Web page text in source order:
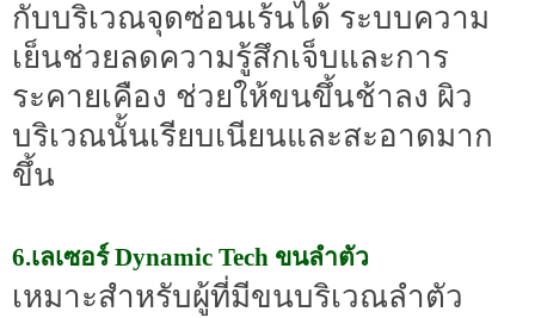
กับบริเวณจุดซ่อนเร้นได้ ระบบความ
เย็นช่วยลดความรู้สึกเจ็บและการ
ระคายเคือง ช่วยให้ขนขึ้นช้าลง ผิว
บริเวณนั้นเรียบเนียนและสะอาดมาก
ขึ้น
6.เลเซอร์ Dynamic Tech ขนลำตัว
เหมาะสำหรับผู้ที่มีขนบริเวณลำตัว